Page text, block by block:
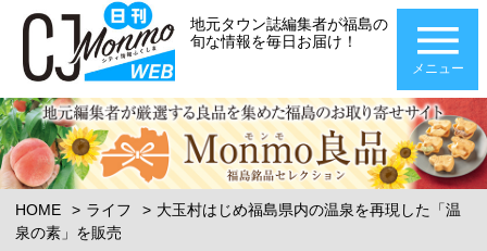
地元タウン誌編集者が福島の
旬な情報を毎日お届け！
メニュー
HOME ライフ
大玉村はじめ福島県内の温泉を再現した「温
泉の素」を販売